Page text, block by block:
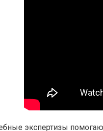
экспертизы